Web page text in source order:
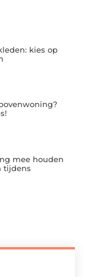
kies op
mee houden
tijdens